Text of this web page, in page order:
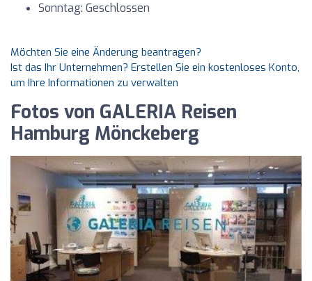
Sonntag: Geschlossen
Möchten Sie eine Änderung beantragen?
Ist das Ihr Unternehmen? Erstellen Sie ein kostenloses Konto,
um Ihre Informationen zu verwalten
Fotos von GALERIA Reisen
Hamburg Mönckeberg